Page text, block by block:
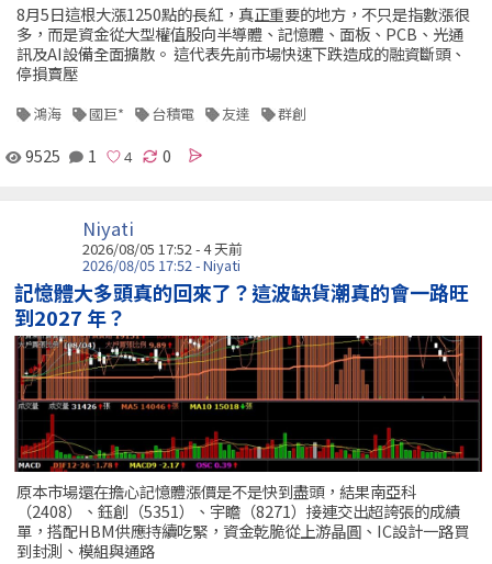
8月5日這根大漲1250點的長紅，真正重要的地方，不只是指數漲很
多，而是資金從大型權值股向半導體、記憶體、面板、PCB、光通
訊及AI設備全面擴散。 這代表先前市場快速下跌造成的融資斷頭、
停損賣壓
鴻海 國巨* 台積電 友達 群創
9525 1 0
Niyati
2026/08/05 17:52 - 4 天前
2026/08/05 17:52 - Niyati
記憶體大多頭真的回來了？這波缺貨潮真的會一路旺
到2027 年？
原本市場還在擔心記憶體漲價是不是快到盡頭，結果南亞科
（2408）、鈺創（5351）、宇瞻（8271）接連交出超誇張的成績
單，搭配HBM供應持續吃緊，資金乾脆從上游晶圓、IC設計一路買
到封測、模組與通路